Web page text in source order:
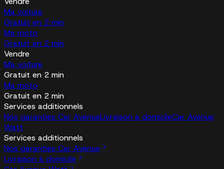
Ma voiture
Gratuit en 2 min
Ma moto
Gratuit en 2 min
Vendre
Ma voiture
Gratuit en 2 min
Ma moto
Gratuit en 2 min
Services additionnels
Nos garanties Car AvenueLivraison à domicileCar Avenue
Watt
Services additionnels
Nos garanties Car Avenue
Livraison à domicile